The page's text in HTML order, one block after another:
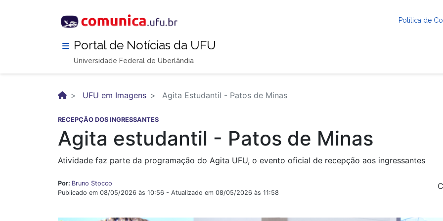
Política de
Portal de Notícias da UFU
Universidade Federal de Uberlândia
UFU em Imagens Agita Estudantil - Patos de Minas
RECEPÇÃO DOS INGRESSANTES
Agita estudantil - Patos de Minas
Atividade faz parte da programação do Agita UFU, o evento oficial de recepção aos ingressantes
Por: Bruno Stocco
Publicado em 08/05/2026 às 10:56 - Atualizado em 08/05/2026 às 11:58